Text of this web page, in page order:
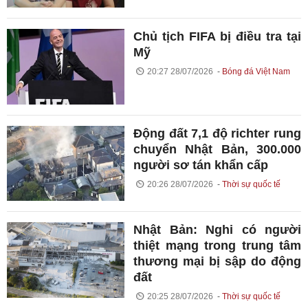
Chủ tịch FIFA bị điều tra tại
Mỹ
20:27 28/07/2026 Bóng đá Việt Nam
Động đất 7,1 độ richter rung
chuyển Nhật Bản, 300.000
người sơ tán khẩn cấp
20:26 28/07/2026 Thời sự quốc tế
Nhật Bản: Nghi có người
thiệt mạng trong trung tâm
thương mại bị sập do động
đất
20:25 28/07/2026 Thời sự quốc tế